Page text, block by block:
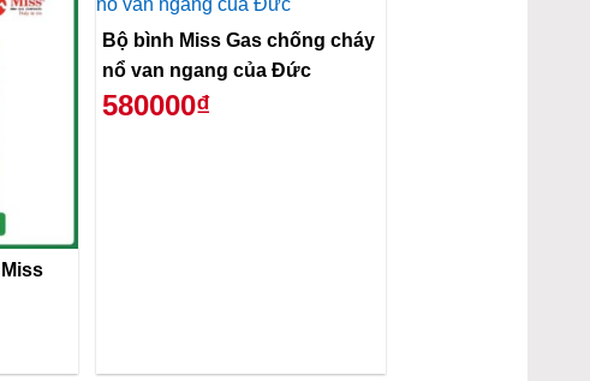
Bộ bình Miss Gas chống cháy
nổ van ngang của Đức
580000₫